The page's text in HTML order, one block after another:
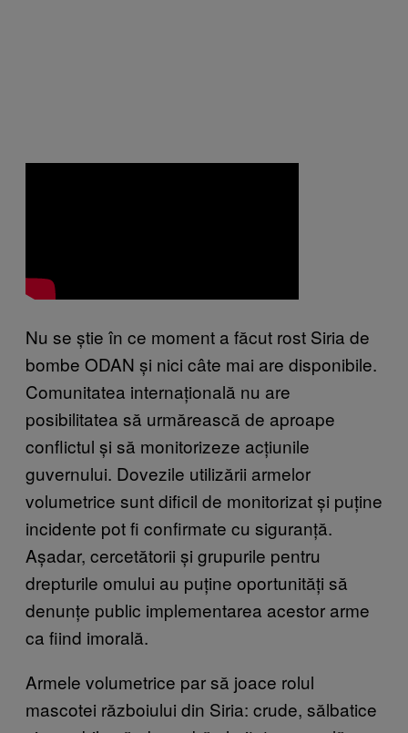
Nu se știe în ce moment a făcut rost Siria de
bombe ODAN și nici câte mai are disponibile.
Comunitatea internațională nu are
posibilitatea să urmărească de aproape
conflictul și să monitorizeze acțiunile
guvernului. Dovezile utilizării armelor
volumetrice sunt dificil de monitorizat și puține
incidente pot fi confirmate cu siguranță.
Așadar, cercetătorii și grupurile pentru
drepturile omului au puține oportunități să
denunțe public implementarea acestor arme
ca fiind imorală.
Armele volumetrice par să joace rolul
mascotei războiului din Siria: crude, sălbatice